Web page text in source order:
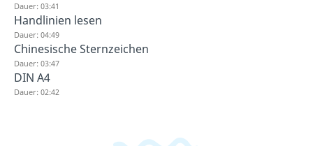
Dauer: 03:41
Handlinien lesen
Dauer: 04:49
Chinesische Sternzeichen
Dauer: 03:47
DIN A4
Dauer: 02:42